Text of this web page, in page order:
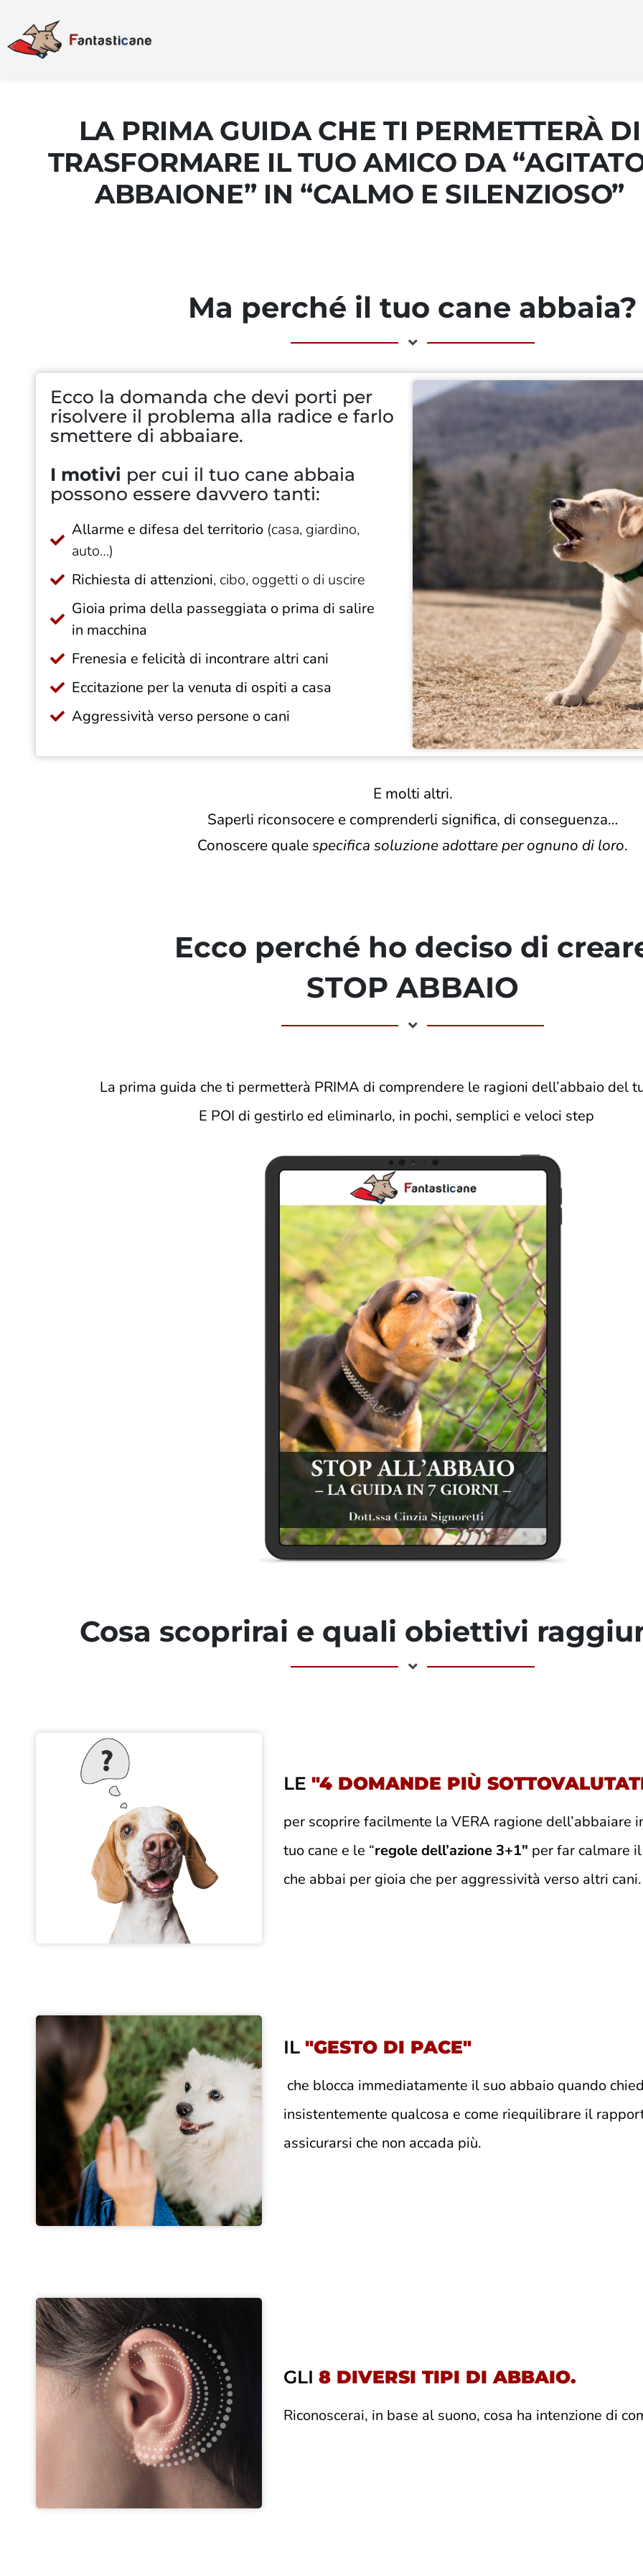
LA PRIMA GUIDA CHE TI PERMETTERÀ DI
TRASFORMARE IL TUO AMICO DA
ABBAIONE” IN “CALMO E SILENZIOSO”
Ma perché il tuo cane abbaia?
Ecco la domanda che devi porti per
risolvere il problema alla radice e farlo
smettere di abbaiare.
I motivi per cui il tuo cane abbaia
possono essere davvero tanti:
Allarme e difesa del territorio (casa, giardino,
auto…)
Richiesta di attenzioni, cibo, oggetti o di uscire
Gioia prima della passeggiata o prima di salire
in macchina
Frenesia e felicità di incontrare altri cani
Eccitazione per la venuta di ospiti a casa
Aggressività verso persone o cani
E molti altri.
Saperli riconsocere e comprenderli significa, di conseguenza…
Conoscere qualespecifica soluzione adottare per ognuno di loro.
Ecco perché ho deciso di
STOP ABBAIO
La prima guida che ti permetterà PRIMA di comprendere le ragioni dell’abbaio del
E POI di gestirlo ed eliminarlo, in pochi, semplici e veloci step
Cosa scoprirai e quali obiettivi
LE "4 DOMANDE PIÙ
per scoprire facilmente la VERA ragione dell’abbaiare
tuo cane e le “regole dell’azione 3+1″ per far calmare
che abbai per gioia che per aggressività verso altri cani.
IL "GESTO DI PACE"
che blocca immediatamente il suo abbaio quando
insistentemente qualcosa e come riequilibrare il
assicurarsi che non accada più.
GLI 8 DIVERSI TIPI DI ABBAIO.
Riconoscerai, in base al suono, cosa ha intenzione di